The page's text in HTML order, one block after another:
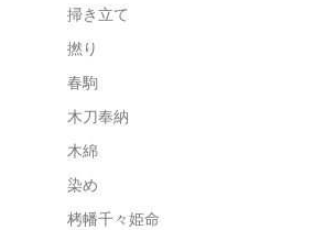
掃き立て
撚り
春駒
木刀奉納
木綿
染め
栲幡千々姫命